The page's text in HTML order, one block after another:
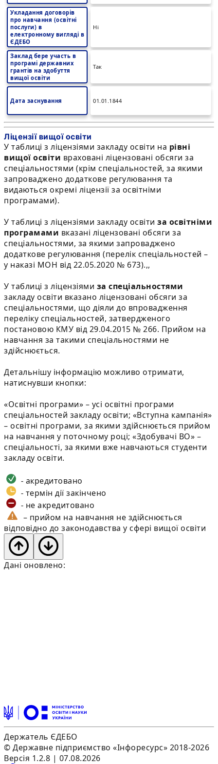
Укладання договорів
про навчання (освітні
послуги) в
електронному вигляді в
ЄДЕБО
Ні
Заклад бере участь в
програмі державних
грантів на здобуття
вищої освіти
Так
Дата заснування 01.01.1844
Ліцензії вищої освіти
У таблиці з ліцензіями закладу освіти на рівні
вищої освіти враховані ліцензовані обсяги за
спеціальностями (крім спеціальностей, за якими
запроваджено додаткове регулювання та
видаються окремі ліцензії за освітніми
програмами).
У таблиці з ліцензіями закладу освіти за освітніми
програмами вказані ліцензовані обсяги за
спеціальностями, за якими запроваджено
додаткове регулювання (перелік спеціальностей –
у наказі МОН від 22.05.2020 № 673).,,
У таблиці з ліцензіями за спеціальностями
закладу освіти вказано ліцензовані обсяги за
спеціальностями, що діяли до впровадження
переліку спеціальностей, затвердженого
постановою КМУ від 29.04.2015 № 266. Прийом на
навчання за такими спеціальностями не
здійснюється.
Детальнішу інформацію можливо отримати,
натиснувши кнопки:
«Освітні програми» – усі освітні програми
спеціальностей закладу освіти; «Вступна кампанія»
– освітні програми, за якими здійснюється прийом
на навчання у поточному році; «Здобувачі ВО» –
спеціальності, за якими вже навчаються студенти
закладу освіти.
- акредитовано
- термін дії закінчено
- не акредитовано
– прийом на навчання не здійснюється
відповідно до законодавства у сфері вищої освіти
Дані оновлено:
Держатель ЄДЕБО
© Державне підприємство «Інфоресурс» 2018-2026
Версія 1.2.8 | 07.08.2026